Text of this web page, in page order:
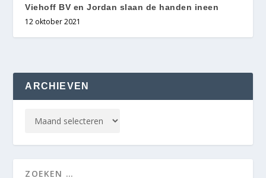
Viehoff BV en Jordan slaan de handen ineen
12 oktober 2021
ARCHIEVEN